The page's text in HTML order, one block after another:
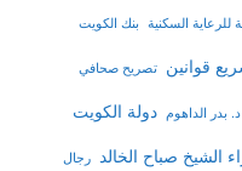
للرعاية السكنية بنك الكويت
قوانين تصريح صحافي
د. بدر الداهوم دولة الكويت
الشيخ صباح الخالد رجال